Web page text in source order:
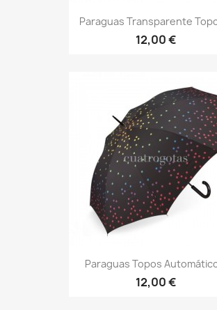
Paraguas Transparente
12,00 €
Paraguas Topos
12,00 €